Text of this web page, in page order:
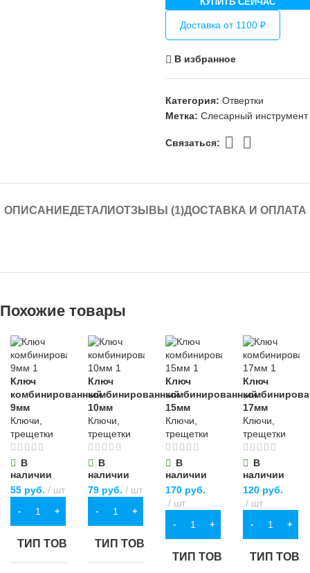
Доставка от 1100 ₽
В избранное
Категория: Отвертки
Метка: Слесарный инструмент
Связаться:
ОПИСАНИЕДЕТАЛИОТЗЫВЫ (1)ДОСТАВКА И ОПЛАТА
Похожие товары
Ключ
комбинированный
9мм
Ключи,
трещетки
В
наличии
55 руб. шт
В КОРЗИНУ
ТИП ТОВАРА
Ключ
комбинированный
10мм
Ключи,
трещетки
В
наличии
79 руб. шт
В КОРЗИНУ
ТИП ТОВАРА
Ключ
комбинированный
15мм
Ключи,
трещетки
В
наличии
170 руб.
шт
В КОРЗИНУ
ТИП ТОВАРА
Ключ
17мм
Ключи,
трещетки
В
наличии
120 руб.
шт
В КОРЗИНУ
ТИП